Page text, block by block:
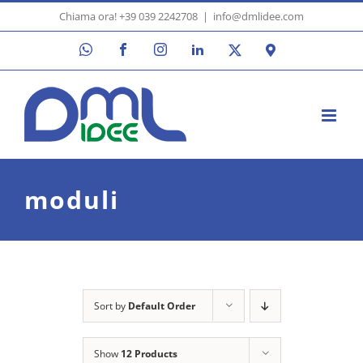
to
Chiama ora! +39 039 2242708 | info@dmlidee.com
WhatsAppFacebookInstagramLinkedIn
Google
moduli
Sort by Default Order
Show 12 Products